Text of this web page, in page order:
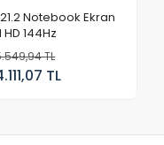
Notebook Ekran
144Hz
TL
TL